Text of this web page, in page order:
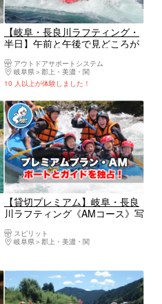
【岐阜・長良川ラフティング・
半日】午前と午後で見どころが
みんなで激流を攻略しよう！
（写真データつき）
アウトドアサポートシステム
岐阜県
郡上・美濃・関
10 人以上が体験しました！
【貸切プレミアム】岐阜・長良
川ラフティング《AMコース》写
ド付き♪ドリンク付き♪
スピリット
岐阜県
郡上・美濃・関